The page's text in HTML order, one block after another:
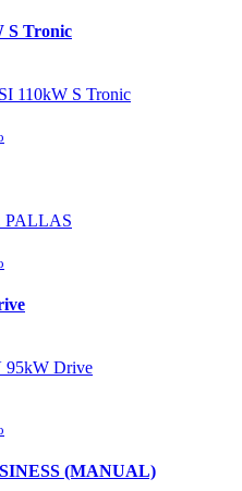
S Tronic
(MANUAL)